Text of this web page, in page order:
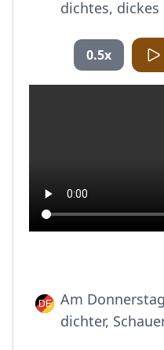
dichtes, dickes
0.5x
Am
dichter,